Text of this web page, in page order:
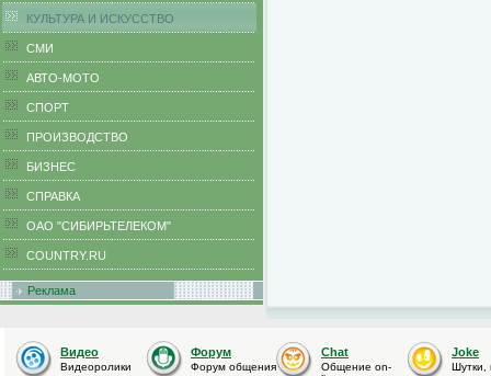
КУЛЬТУРА И ИСКУССТВО
СМИ
АВТО-МОТО
СПОРТ
ПРОИЗВОДСТВО
БИЗНЕС
CПРАВКА
ОАО "СИБИРЬТЕЛЕКОМ"
COUNTRY.RU
Реклама
Видео
Видеоролики
Форум
Форум общения
Chat
Общение on-
Joke
Шутки,